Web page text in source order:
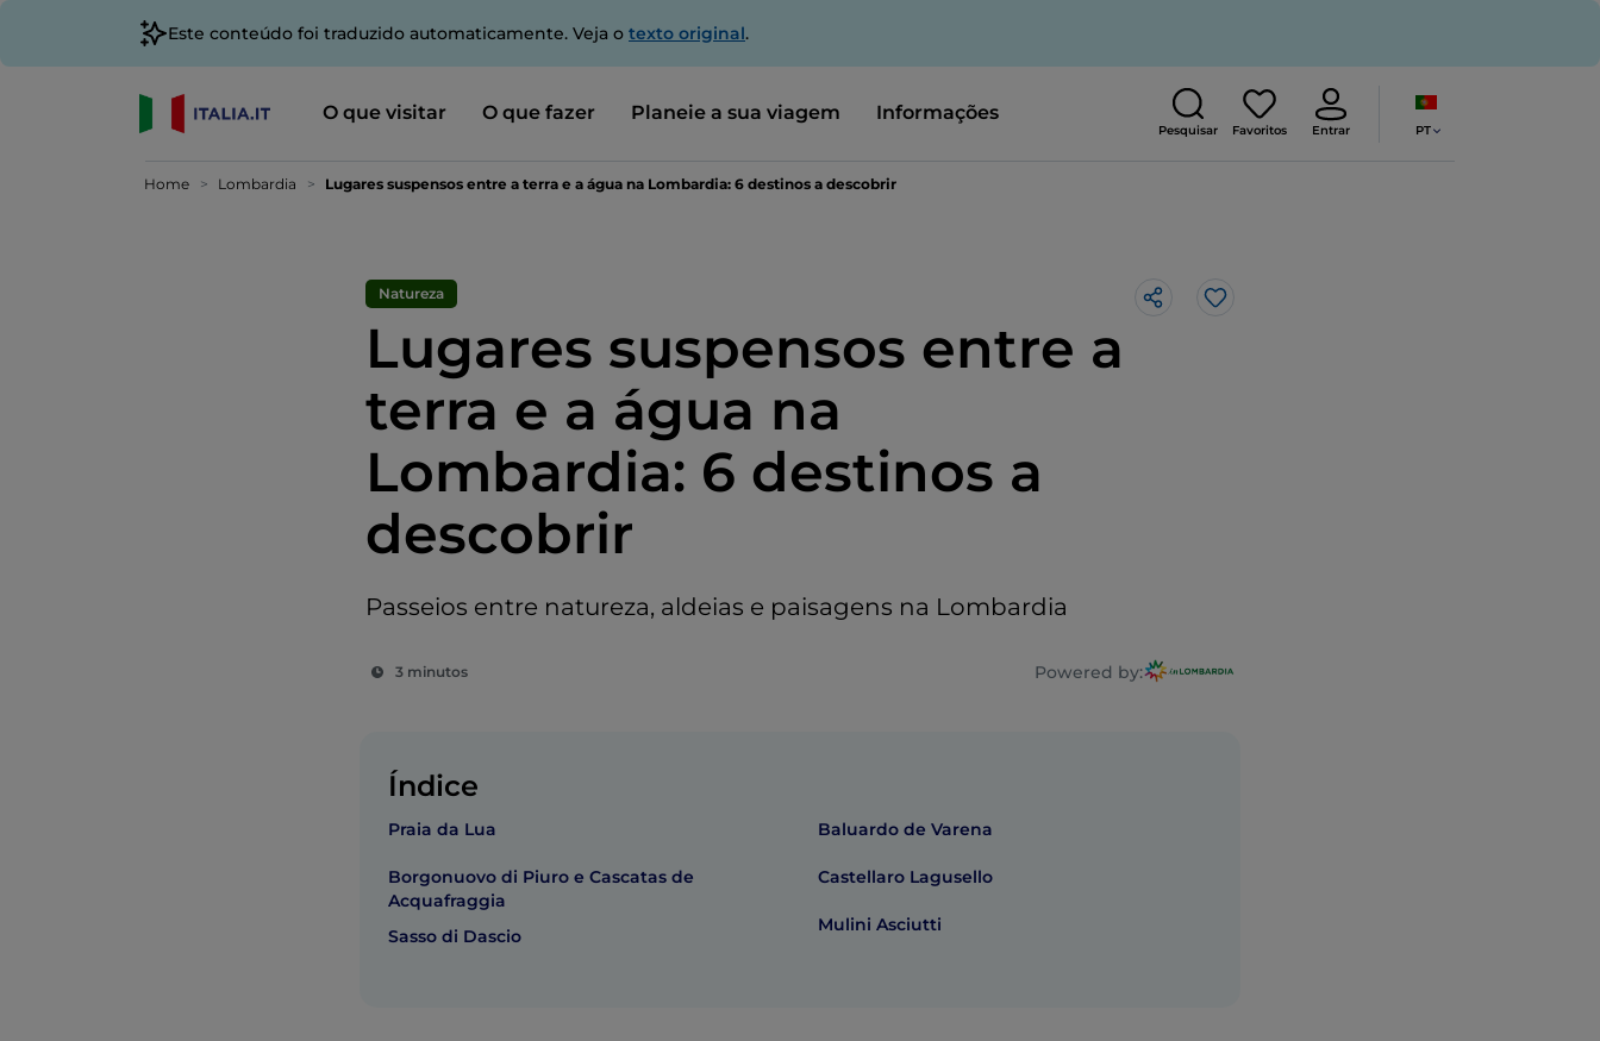
Este conteúdo foi traduzido automaticamente. Veja o texto original.
O que visitar O que fazer Planeie a sua viagem Informações
Pesquisar Favoritos Entrar PT
Home Lombardia Lugares suspensos entre a terra e a água na Lombardia: 6 destinos a descobrir
Natureza
Lugares suspensos entre a
terra e a água na
Lombardia: 6 destinos a
descobrir
Passeios entre natureza, aldeias e paisagens na Lombardia
3 minutos Powered by:
Gosto
Índice
Praia da Lua
Borgonuovo di Piuro e Cascatas de
Acquafraggia
Sasso di Dascio
Baluardo de Varena
Castellaro Lagusello
Mulini Asciutti